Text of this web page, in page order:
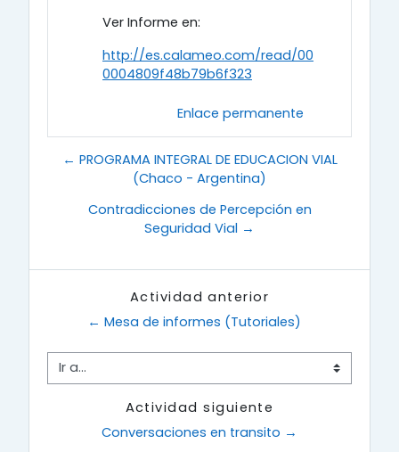
Ver Informe en:
http://es.calameo.com/read/00
0004809f48b79b6f323
Enlace permanente
← PROGRAMA INTEGRAL DE EDUCACION VIAL
(Chaco - Argentina)
Contradicciones de Percepción en
Seguridad Vial →
Actividad anterior
← Mesa de informes (Tutoriales)
Ir a...
Actividad siguiente
Conversaciones en transito →